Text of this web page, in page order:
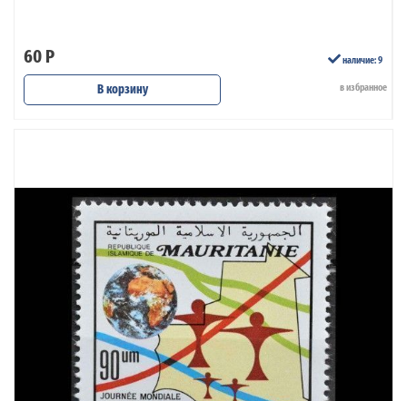
60 Р наличие: 9
В корзину в избранное